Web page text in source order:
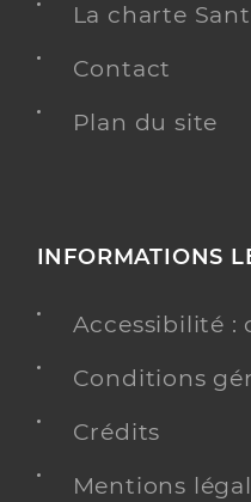
La charte
Contact
Plan du site
INFORMATIONS
Accessibilité :
Conditions
Crédits
Mentions